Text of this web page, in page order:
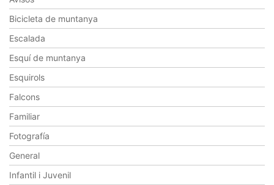
Bicicleta de muntanya
Escalada
Esquí de muntanya
Esquirols
Falcons
Familiar
Fotografía
General
Infantil i Juvenil